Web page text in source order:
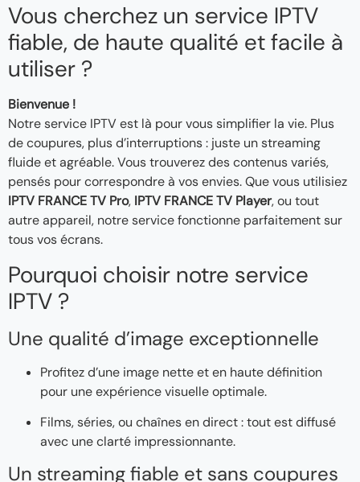
Vous cherchez un service IPTV
fiable, de haute qualité et facile à
utiliser ?
Bienvenue !
Notre service IPTV est là pour vous simplifier la vie. Plus
de coupures, plus d’interruptions : juste un streaming
fluide et agréable. Vous trouverez des contenus variés,
pensés pour correspondre à vos envies. Que vous utilisiez
IPTV FRANCE TV Pro, IPTV FRANCE TV Player, ou tout
autre appareil, notre service fonctionne parfaitement sur
tous vos écrans.
Pourquoi choisir notre service
IPTV ?
Une qualité d’image exceptionnelle
Profitez d’une image nette et en haute définition
pour une expérience visuelle optimale.
Films, séries, ou chaînes en direct : tout est diffusé
avec une clarté impressionnante.
Un streaming fiable et sans coupures